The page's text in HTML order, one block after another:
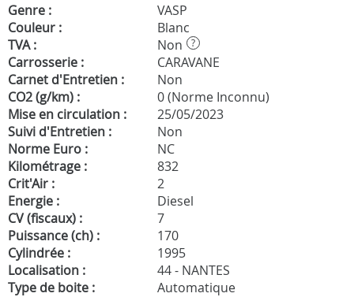
Genre :
VASP
Couleur :
Blanc
TVA :
Non ?
Carrosserie :
CARAVANE
Carnet d'Entretien :
Non
CO2 (g/km) :
0 (Norme Inconnu)
Mise en circulation :
25/05/2023
Suivi d'Entretien :
Non
Norme Euro :
NC
Kilométrage :
832
Crit'Air :
2
Energie :
Diesel
CV (fiscaux) :
7
Puissance (ch) :
170
Cylindrée :
1995
Localisation :
44 - NANTES
Type de boite :
Automatique